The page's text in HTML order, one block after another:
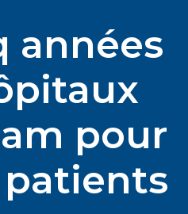
années
pour